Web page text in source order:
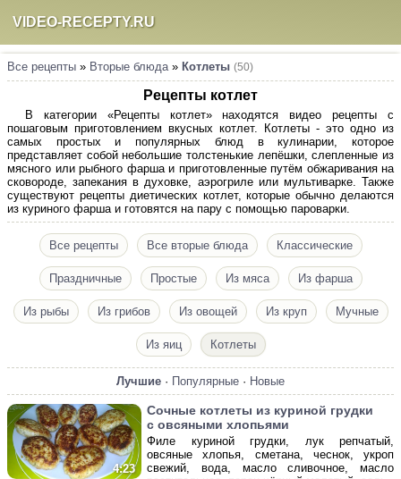
VIDEO-RECEPTY.RU
Все рецепты » Вторые блюда» Котлеты (50)
Рецепты котлет
В категории «Рецепты котлет» находятся видео рецепты с
пошаговым приготовлением вкусных котлет. Котлеты - это одно из
самых простых и популярных блюд в кулинарии, которое
представляет собой небольшие толстенькие лепёшки, слепленные из
мясного или рыбного фарша и приготовленные путём обжаривания на
сковороде, запекания в духовке, аэрогриле или мультиварке. Также
существуют рецепты диетических котлет, которые обычно делаются
из куриного фарша и готовятся на пару с помощью пароварки.
Все рецепты Все вторые блюда Классические
Праздничные Простые Из мяса Из фарша
Из рыбы Из грибов Из овощей Из круп Мучные
Из яиц Котлеты
Лучшие · Популярные · Новые
4:23
Сочные котлеты из куриной грудки
с овсяными хлопьями
Филе куриной грудки, лук репчатый,
овсяные хлопья, сметана, чеснок, укроп
свежий, вода, масло сливочное, масло